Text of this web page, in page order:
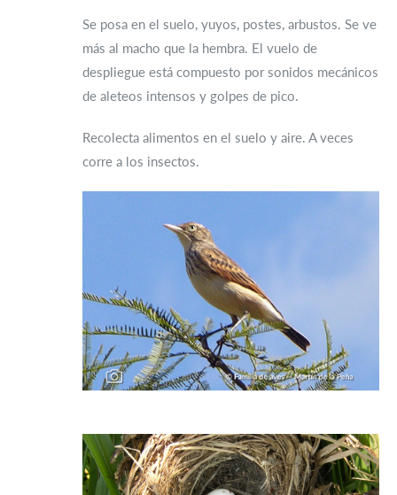
Se posa en el suelo, yuyos, postes, arbustos. Se ve
más al macho que la hembra. El vuelo de
despliegue está compuesto por sonidos mecánicos
de aleteos intensos y golpes de pico.
Recolecta alimentos en el suelo y aire. A veces
corre a los insectos.